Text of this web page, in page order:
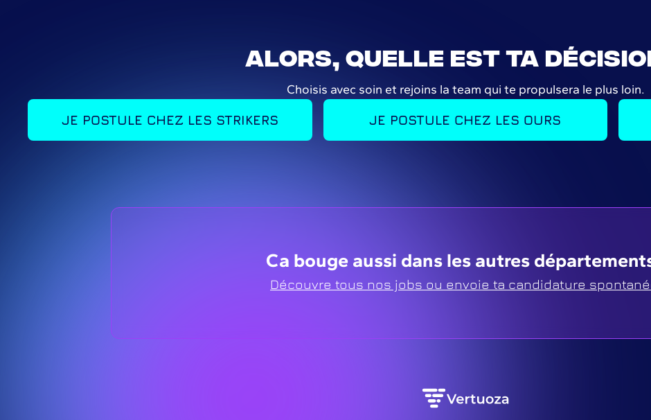
Alors, quelle est ta
Choisis avec soin et rejoins la team qui te propulsera le plus loin.
JE POSTULE CHEZ LES STRIKERS JE POSTULE CHEZ LES OURS
Ca bouge aussi dans les autres
Découvre tous nos jobs ou envoie ta candidature